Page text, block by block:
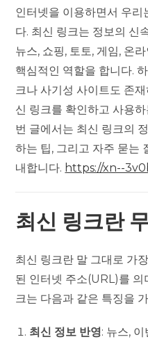
인터넷을 이용하면서 우리
다. 최신 링크는 정보의 신
뉴스, 쇼핑, 토토, 게임, 온
핵심적인 역할을 합니다.
크나 사기성 사이트도 존
신 링크를 확인하고 사용
번 글에서는 최신 링크의
하는 팁, 그리고 자주 묻는
내합니다. https://xn--
최신 링크란
최신 링크란 말 그대로 가
된 인터넷 주소(URL)를 의
크는 다음과 같은 특징을
최신 정보 반영: 뉴스,